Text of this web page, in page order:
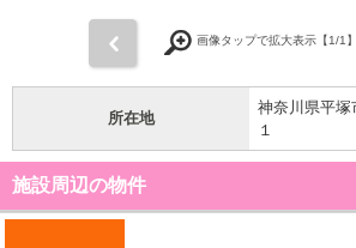
画像タップで拡大表示【1/1】
所在地
神奈川県平塚
１
施設周辺の物件